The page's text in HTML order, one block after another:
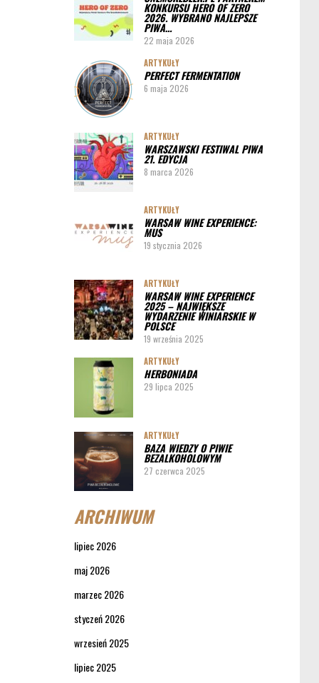
ARTYKUŁY
Pędy chmielu – danie ekskluzywne
PORADY
Jak działa instalacja do wyszynku piwa w
barze
KONKURSU HERO OF ZERO
2026. WYBRANO NAJLEPSZE
PIWA…
22 maja 2026
ARTYKUŁY
PERFECT FERMENTATION
6 maja 2026
ARTYKUŁY
WARSZAWSKI FESTIWAL PIWA
21. EDYCJA
8 marca 2026
ARTYKUŁY
WARSAW WINE EXPERIENCE:
MUS
19 stycznia 2026
ARTYKUŁY
WARSAW WINE EXPERIENCE
2025 – NAJWIĘKSZE
WYDARZENIE WINIARSKIE W
POLSCE
19 września 2025
ARTYKUŁY
HERBONIADA
29 lipca 2025
ARTYKUŁY
BAZA WIEDZY O PIWIE
BEZALKOHOLOWYM
27 czerwca 2025
ARCHIWUM
lipiec 2026
maj 2026
marzec 2026
styczeń 2026
wrzesień 2025
lipiec 2025